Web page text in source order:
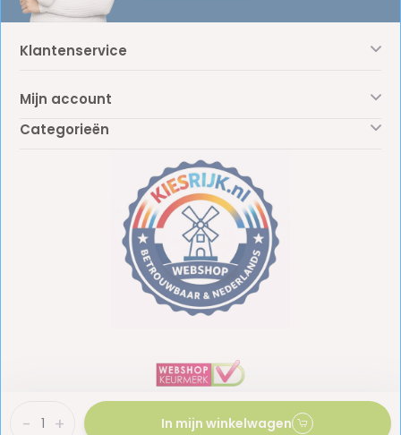
+
- In mijn winkelwagen
Klantenservice
Mijn account
Categorieën